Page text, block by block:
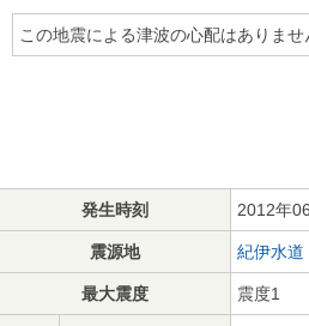
この地震による津波の心配はありませ
発生時刻 2012年
震源地 紀伊水道
最大震度 震度1